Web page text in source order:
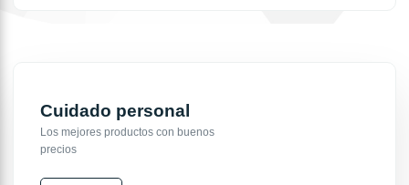
Cuidado personal
Los mejores productos con buenos
precios